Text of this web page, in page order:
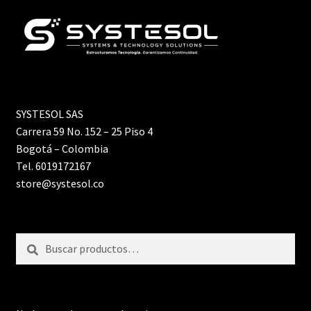
SYSTESOL SAS
Carrera 59 No. 152 – 25 Piso 4
Bogotá – Colombia
Tel. 6019172167
store@systesol.co
Buscar
Buscar